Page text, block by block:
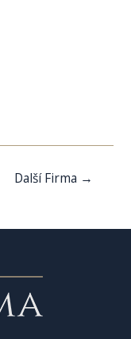
Další Firma →